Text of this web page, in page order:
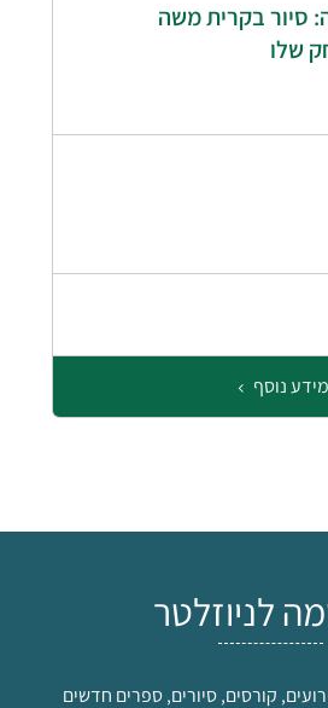
סיור בקרית משה
שלו
נוסף
לניוזלטר
קורסים, סיורים, ספרים חדשים